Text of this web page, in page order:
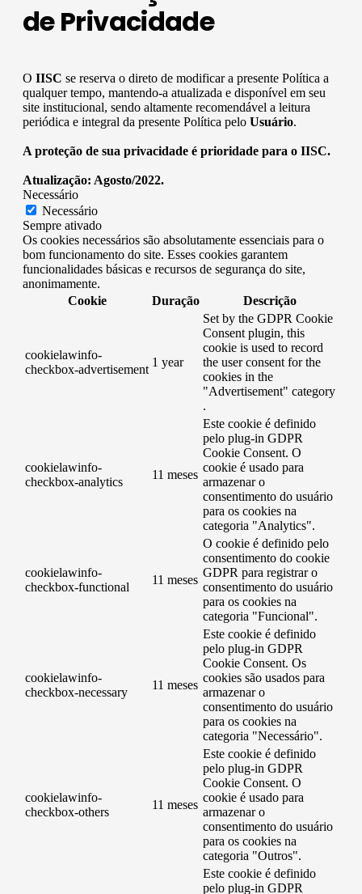
de Privacidade
O IISC se reserva o direto de modificar a presente Política a
qualquer tempo, mantendo-a atualizada e disponível em seu
site institucional, sendo altamente recomendável a leitura
periódica e integral da presente Política pelo Usuário.
A proteção de sua privacidade é prioridade para o IISC.
Atualização: Agosto/2022.
Necessário
Necessário
Sempre ativado
Os cookies necessários são absolutamente essenciais para o
bom funcionamento do site. Esses cookies garantem
funcionalidades básicas e recursos de segurança do site,
anonimamente.
Cookie
Duração Descrição
cookielawinfo-
checkbox-advertisement
1 year
Set by the GDPR Cookie
Consent plugin, this
cookie is used to record
the user consent for the
cookies in the
"Advertisement" category
.
cookielawinfo-
checkbox-analytics
11 meses
Este cookie é definido
pelo plug-in GDPR
Cookie Consent. O
cookie é usado para
armazenar o
consentimento do usuário
para os cookies na
categoria "Analytics".
cookielawinfo-
checkbox-functional
11 meses
O cookie é definido pelo
consentimento do cookie
GDPR para registrar o
consentimento do usuário
para os cookies na
categoria "Funcional".
cookielawinfo-
checkbox-necessary
11 meses
Este cookie é definido
pelo plug-in GDPR
Cookie Consent. Os
cookies são usados ​​para
armazenar o
consentimento do usuário
para os cookies na
categoria "Necessário".
cookielawinfo-
checkbox-others
11 meses
Este cookie é definido
pelo plug-in GDPR
Cookie Consent. O
cookie é usado para
armazenar o
consentimento do usuário
para os cookies na
categoria "Outros".
Este cookie é definido
pelo plug-in GDPR